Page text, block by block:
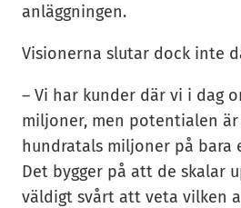
anläggningen.
Visionerna slutar dock inte
– Vi har kunder där vi i dag
miljoner, men potentialen
hundratals miljoner på bara
Det bygger på att de skalar
väldigt svårt att veta vilken